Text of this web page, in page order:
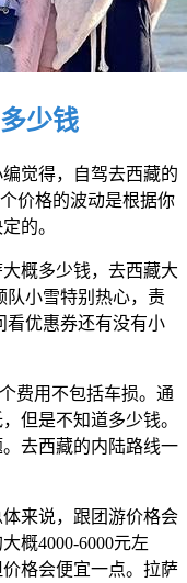
少钱
觉得，自驾去西藏的
价格的波动是根据你
的。
概多少钱，去西藏大
队小雪特别热心，责
看优惠券还有没有小
费用不包括车损。通
但是不知道多少钱。
去西藏的内陆路线一
来说，跟团游价格会
概4000-6000元左
格会便宜一点。拉萨